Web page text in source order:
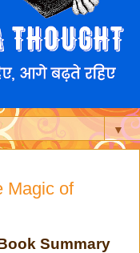
▼
Magic of
Summary